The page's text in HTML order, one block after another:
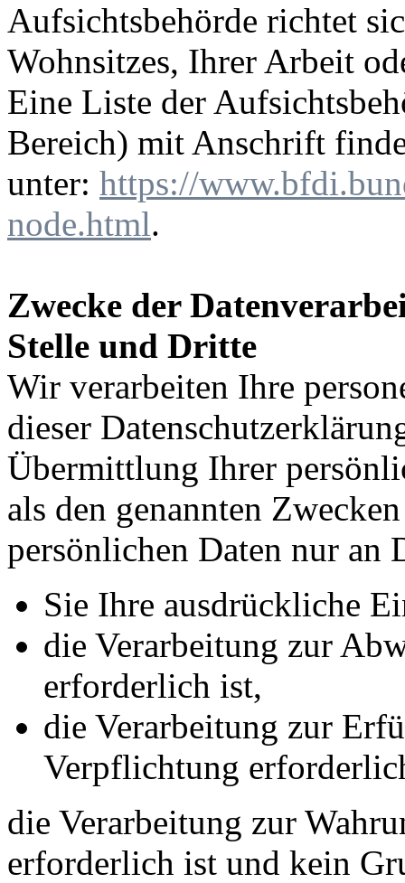
Aufsichtsbehörde richtet
Wohnsitzes, Ihrer Arbeit
Eine Liste der
Bereich) mit Anschrift
unter: https://
node.html.
Zwecke der
Stelle und Dritte
Wir verarbeiten Ihre
dieser
Übermittlung Ihrer
als den genannten
persönlichen Daten nur an
Sie Ihre ausdrückliche
die Verarbeitung zur
erforderlich ist,
die Verarbeitung zur
Verpflichtung
die Verarbeitung zur
erforderlich ist und kein